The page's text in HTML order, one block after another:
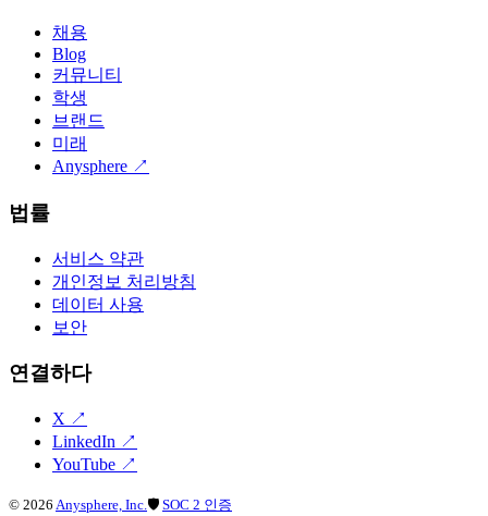
채용
Blog
커뮤니티
학생
브랜드
미래
Anysphere ↗
법률
서비스 약관
개인정보 처리방침
데이터 사용
보안
연결하다
X ↗
LinkedIn ↗
YouTube ↗
© 2026 Anysphere, Inc. 🛡 SOC 2 인증